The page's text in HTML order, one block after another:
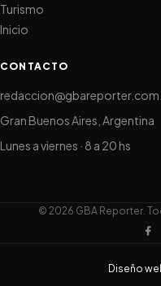
Turismo
Inicio
CONTACTO
Gran Buenos Aires, Argentina
Lunes a viernes · 8 a 20 hs
© 2026 GBA Reporter.
Diseño